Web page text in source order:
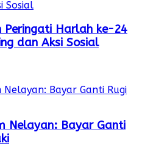
Peringati Harlah ke-24
dan Aksi Sosial
Nelayan: Bayar Ganti